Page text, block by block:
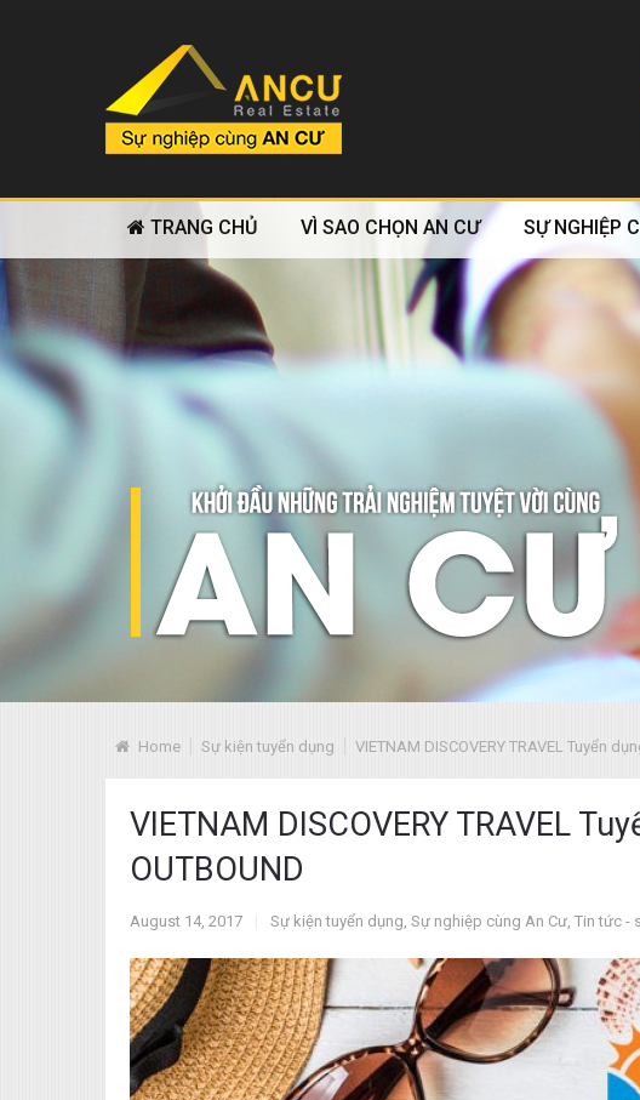
TRANG CHỦ VÌ SAO CHỌN AN CƯ SỰ NGHIỆP
Home Sự kiện tuyển dụng VIETNAM DISCOVERY TRAVEL Tuyển
VIETNAM DISCOVERY TRAVEL
OUTBOUND
August 14, 2017 Sự kiện tuyển dụng, Sự nghiệp cùng An Cư, Tin tức -